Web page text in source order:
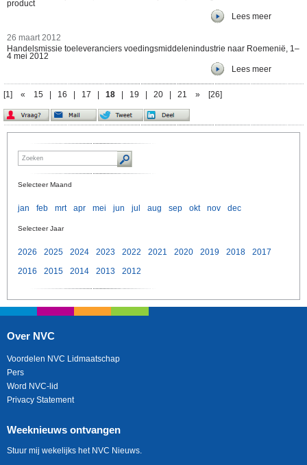
product
Lees meer
26 maart 2012
Handelsmissie toeleveranciers voedingsmiddelenindustrie naar Roemenië, 1–
4 mei 2012
Lees meer
[1] « 15 16 17 18 19 20 21 » [26]
Selecteer Maand
jan feb mrt apr mei jun jul aug sep okt nov dec
Selecteer Jaar
2026 2025 2024 2023 2022 2021 2020 2019 2018
2017
2016
2015 2014 2013 2012
Over NVC
Voordelen NVC Lidmaatschap
Pers
Word NVC-lid
Privacy Statement
Weeknieuws ontvangen
Stuur mij wekelijks het NVC Nieuws.